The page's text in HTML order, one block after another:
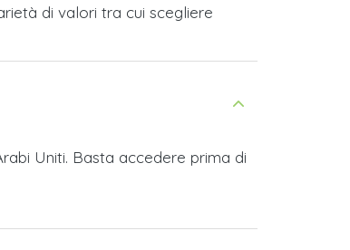
di valori tra cui scegliere
Uniti. Basta accedere prima di